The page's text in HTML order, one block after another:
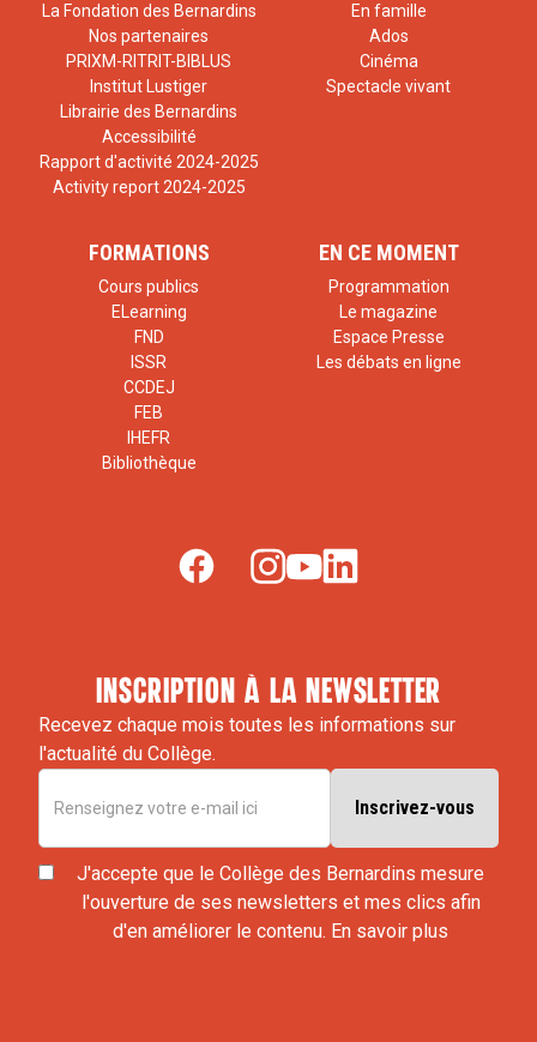
La Fondation des Bernardins
Nos partenaires
PRIXM-RITRIT-BIBLUS
Institut Lustiger
Librairie des Bernardins
Accessibilité
Rapport d'activité 2024-2025
Activity report 2024-2025
En famille
Ados
Cinéma
Spectacle vivant
FORMATIONS
Cours publics
ELearning
FND
ISSR
CCDEJ
FEB
IHEFR
Bibliothèque
EN CE MOMENT
Programmation
Le magazine
Espace Presse
Les débats en ligne
inscription à la newsletter
Recevez chaque mois toutes les informations sur
l'actualité du Collège.
J'accepte que le Collège des Bernardins mesure
l'ouverture de ses newsletters et mes clics afin
d'en améliorer le contenu. En savoir plus